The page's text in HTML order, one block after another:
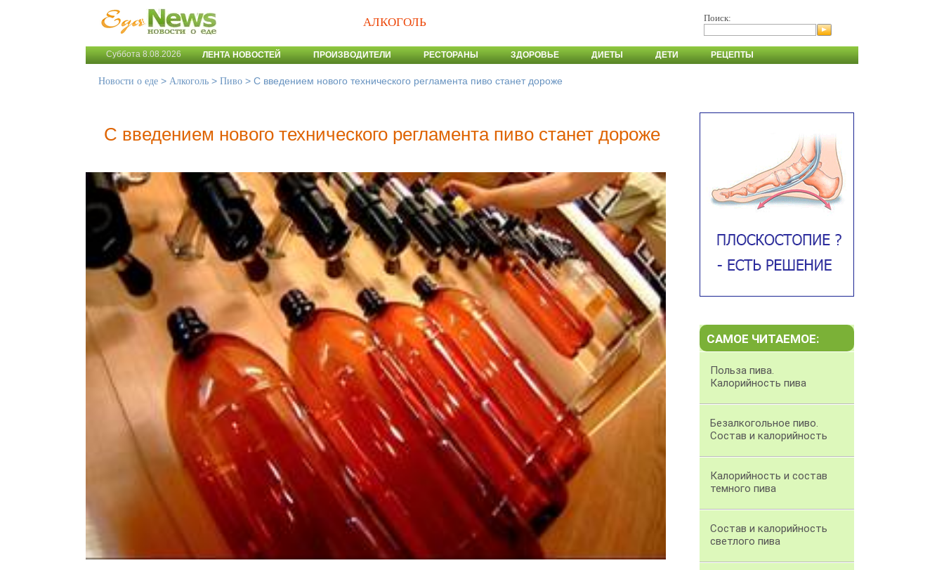
АЛКОГОЛЬ Поиск:
Суббота 8.08.2026 ЛЕНТА НОВОСТЕЙ ПРОИЗВОДИТЕЛИ РЕСТОРАНЫ ЗДОРОВЬЕ ДИЕТЫ ДЕТИ РЕЦЕПТЫ
Новости о еде > Алкоголь > Пиво > С введением нового технического регламента пиво станет дороже
С введением нового технического регламента пиво станет дороже
САМОЕ ЧИТАЕМОЕ:
Польза пива.
Калорийность пива
Безалкогольное пиво.
Состав и калорийность
Калорийность и состав
темного пива
Состав и калорийность
светлого пива